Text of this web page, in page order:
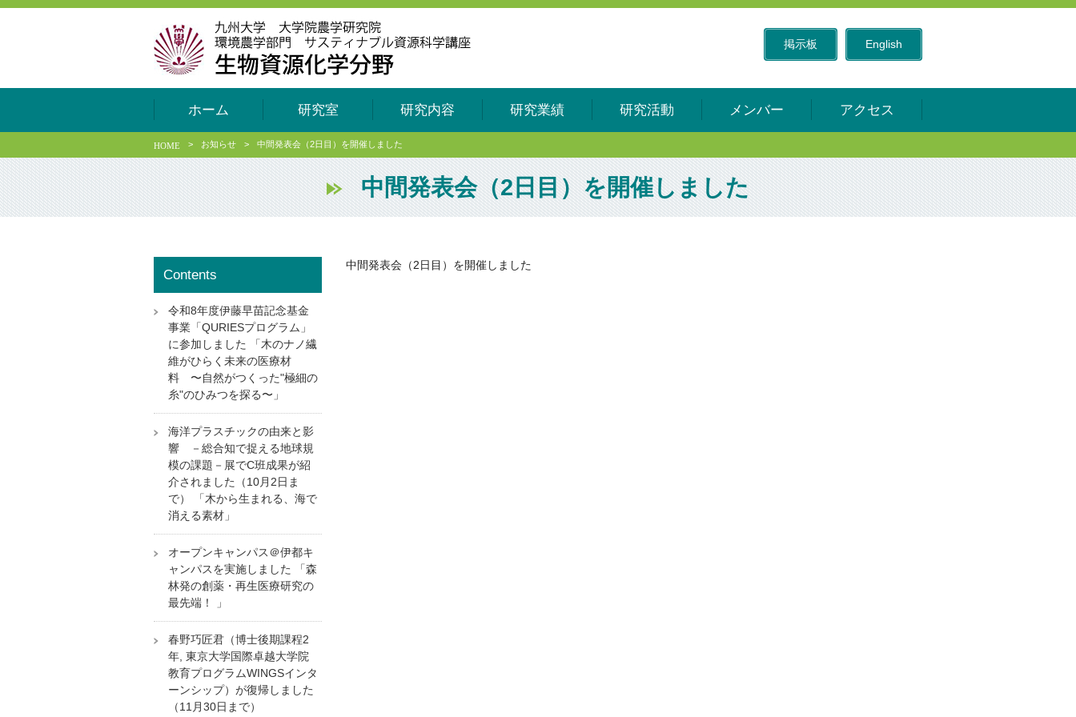
掲示板 English
ホーム 研究室 研究内容 研究業績 研究活動 メンバー アクセス
HOME > お知らせ > 中間発表会（2日目）を開催しました
中間発表会（2日目）を開催しました
中間発表会（2日目）を開催しました
Contents
令和8年度伊藤早苗記念基金
事業「QURIESプログラム」
に参加しました 「木のナノ繊
維がひらく未来の医療材
料 〜自然がつくった"極細の
糸"のひみつを探る〜」
海洋プラスチックの由来と影
響 －総合知で捉える地球規
模の課題－展でC班成果が紹
介されました（10月2日ま
で） 「木から生まれる、海で
消える素材」
オープンキャンパス＠伊都キ
ャンパスを実施しました 「森
林発の創薬・再生医療研究の
最先端！ 」
春野巧匠君（博士後期課程2
年, 東京大学国際卓越大学院
教育プログラムWINGSインタ
ーンシップ）が復帰しました
（11月30日まで）